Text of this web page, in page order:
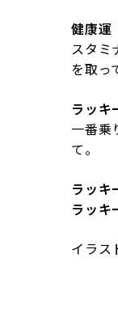
健康運
スタミ
を取っ
ラッキ
一番乗
て。
ラッキ
ラッキ
イラス